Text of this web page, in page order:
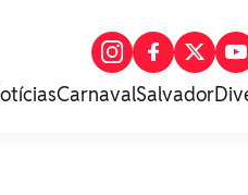
CarnavalSalvador